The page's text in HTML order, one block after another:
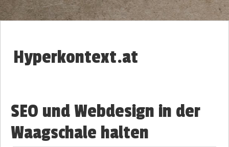
Hyperkontext.at
SEO und Webdesign in der
Waagschale halten